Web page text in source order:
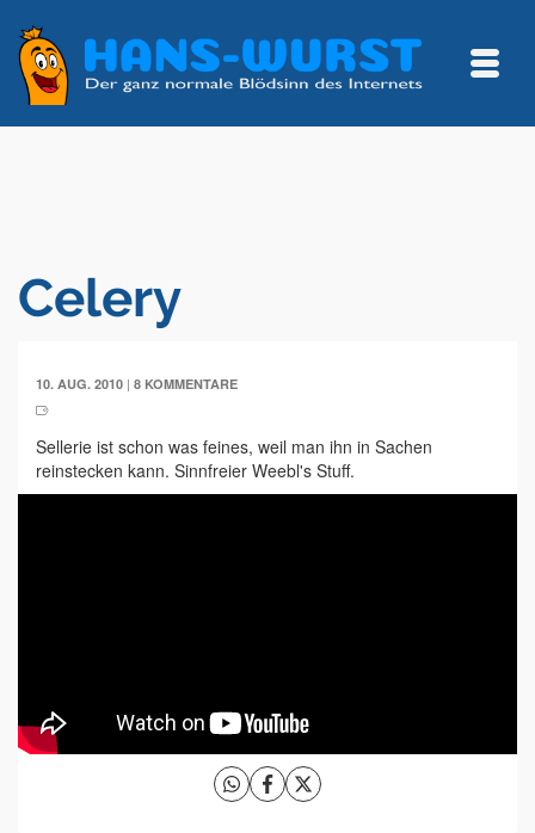
Celery
10. AUG. 2010 | 8 KOMMENTARE
Sellerie ist schon was feines, weil man ihn in Sachen
reinstecken kann. Sinnfreier Weebl's Stuff.